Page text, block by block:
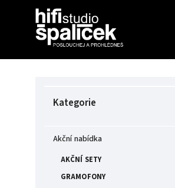
Kategorie
Akční nabídka
AKČNÍ SETY
GRAMOFONY